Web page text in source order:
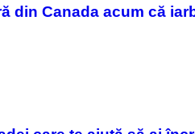
din Canada acum că